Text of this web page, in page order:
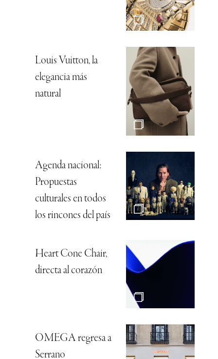
Louis Vuitton, la
elegancia más
natural
Agenda nacional:
Propuestas
culturales en todos
los rincones del país
Heart Cone Chair,
directa al corazón
OMEGA regresa a
Serrano